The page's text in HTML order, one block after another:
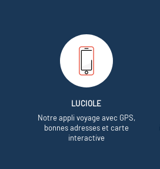
LUCIOLE
Notre appli voyage avec GPS,
bonnes adresses et carte
interactive